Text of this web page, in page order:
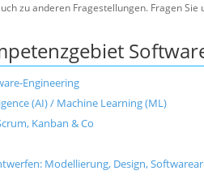
zu anderen Fragestellungen. Fragen Sie
Engineering
(AI) / Machine Learning (ML)
Kanban & Co
Modellierung, Design,